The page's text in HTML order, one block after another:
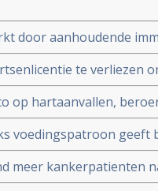
door aanhoudende
het SARS-CoV-2 virus
Epstein-Barr-
Covid
te verliezen
stelde in een
aan een hartaanval
op hartaanvallen,
verhogen
voedingspatroon geeft
meta analyse van 6
meer kankerpatienten
jaren